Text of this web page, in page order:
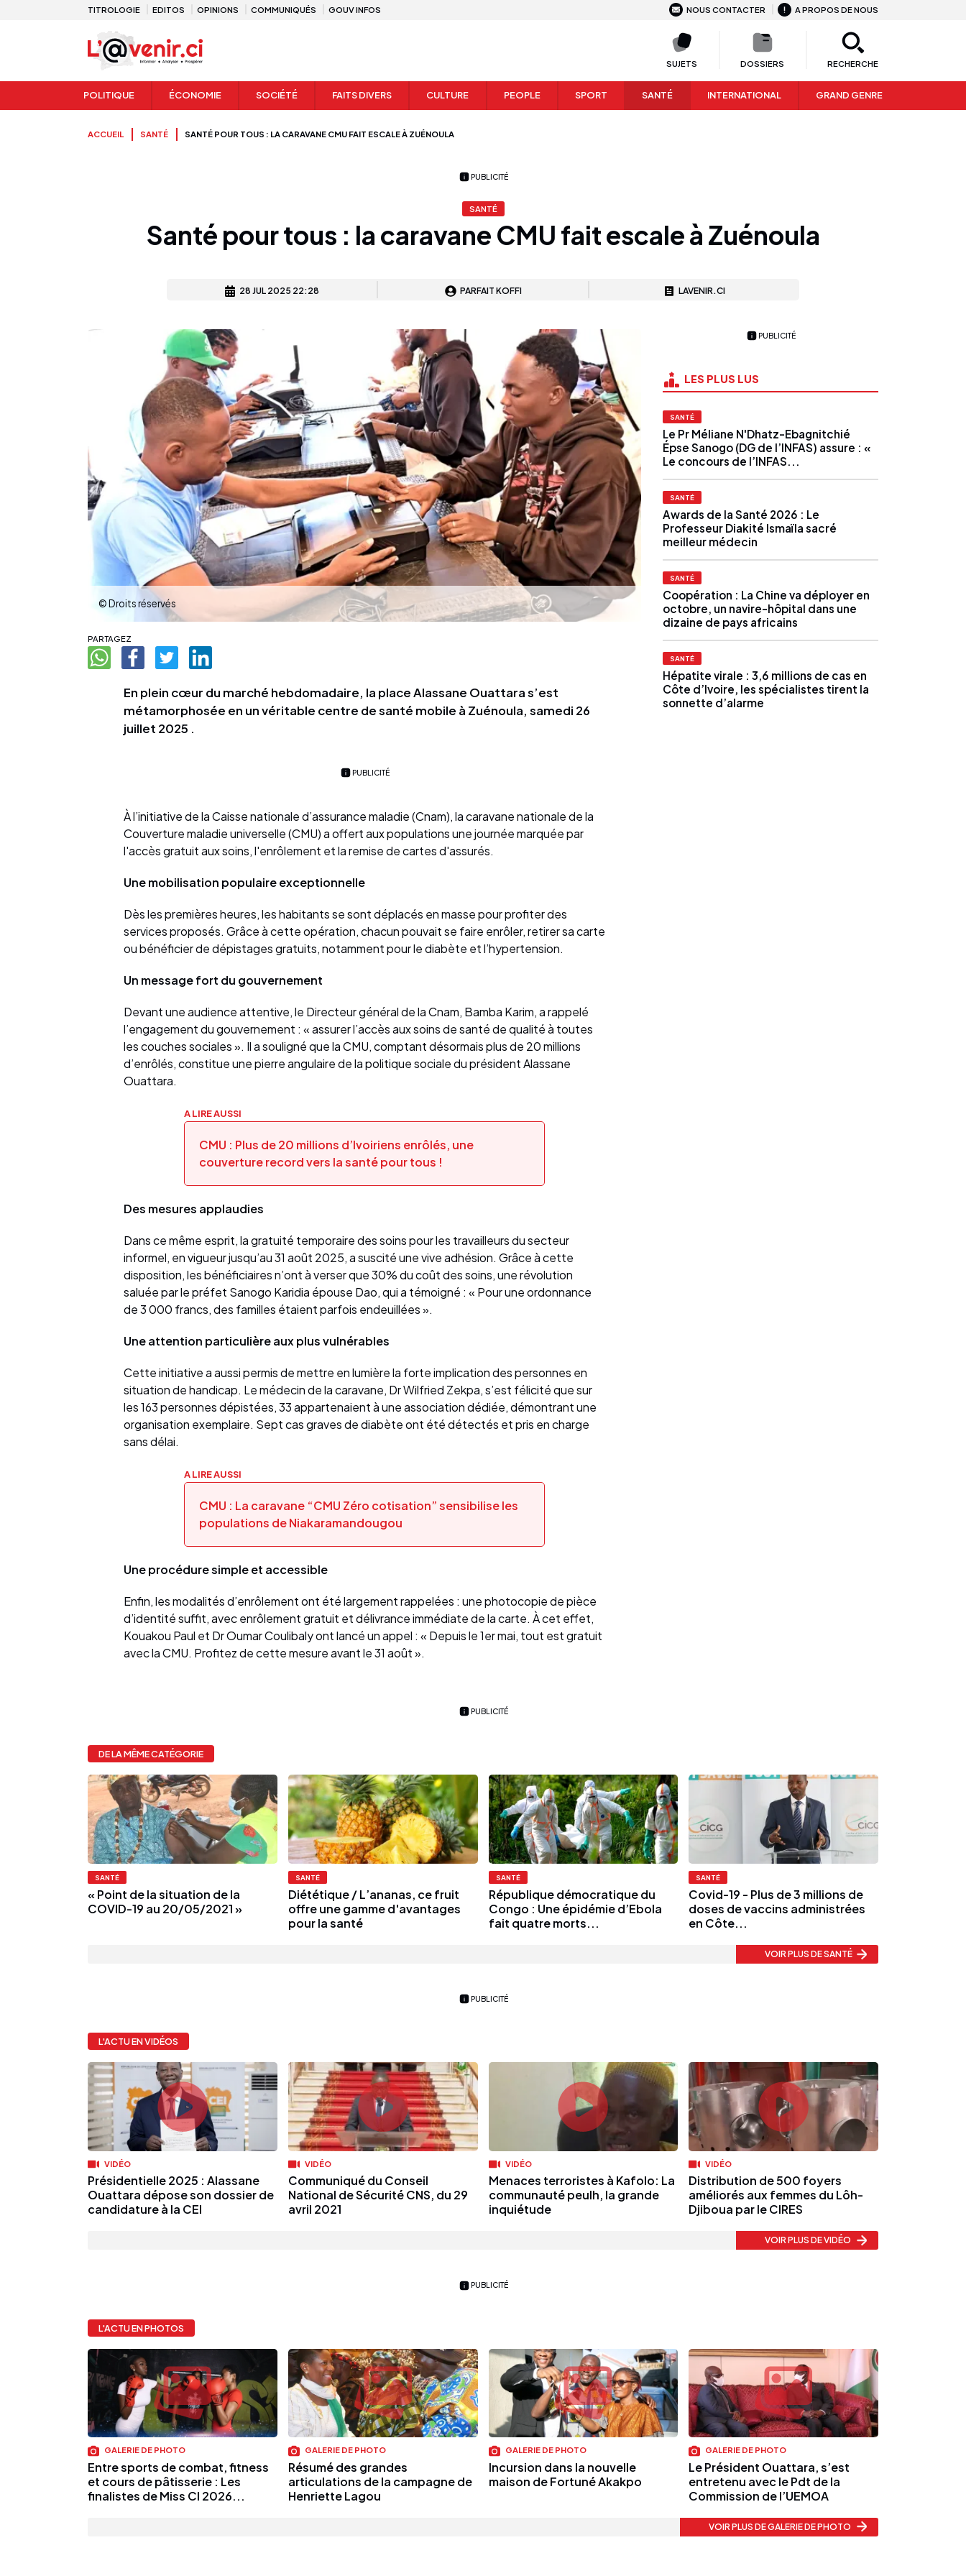
TITROLOGIE EDITOS OPINIONS COMMUNIQUÉS GOUV INFOS NOUS CONTACTER A PROPOS DE NOUS
SUJETS DOSSIERS RECHERCHE
POLITIQUE ÉCONOMIE SOCIÉTÉ FAITS DIVERS CULTURE PEOPLE SPORT SANTÉ INTERNATIONAL GRAND GENRE
ACCUEIL SANTÉ SANTÉ POUR TOUS : LA CARAVANE CMU FAIT ESCALE À ZUÉNOULA
PUBLICITÉ
SANTÉ
Santé pour tous : la caravane CMU fait escale à Zuénoula
28 JUL 2025 22:28 PARFAIT KOFFI LAVENIR.CI
© Droits réservés
PARTAGEZ
En plein cœur du marché hebdomadaire, la place Alassane Ouattara s’est
métamorphosée en un véritable centre de santé mobile à Zuénoula, samedi 26
juillet 2025 .
PUBLICITÉ
À l’initiative de la Caisse nationale d’assurance maladie (Cnam), la caravane nationale de la
Couverture maladie universelle (CMU) a offert aux populations une journée marquée par
l'accès gratuit aux soins, l'enrôlement et la remise de cartes d'assurés.
Une mobilisation populaire exceptionnelle
Dès les premières heures, les habitants se sont déplacés en masse pour profiter des
services proposés. Grâce à cette opération, chacun pouvait se faire enrôler, retirer sa carte
ou bénéficier de dépistages gratuits, notamment pour le diabète et l’hypertension.
Un message fort du gouvernement
Devant une audience attentive, le Directeur général de la Cnam, Bamba Karim, a rappelé
l’engagement du gouvernement : « assurer l’accès aux soins de santé de qualité à toutes
les couches sociales ». Il a souligné que la CMU, comptant désormais plus de 20 millions
d’enrôlés, constitue une pierre angulaire de la politique sociale du président Alassane
Ouattara.
A LIRE AUSSI
CMU : Plus de 20 millions d’Ivoiriens enrôlés, une
couverture record vers la santé pour tous !
Des mesures applaudies
Dans ce même esprit, la gratuité temporaire des soins pour les travailleurs du secteur
informel, en vigueur jusqu’au 31 août 2025, a suscité une vive adhésion. Grâce à cette
disposition, les bénéficiaires n’ont à verser que 30% du coût des soins, une révolution
saluée par le préfet Sanogo Karidia épouse Dao, qui a témoigné : « Pour une ordonnance
de 3 000 francs, des familles étaient parfois endeuillées ».
Une attention particulière aux plus vulnérables
Cette initiative a aussi permis de mettre en lumière la forte implication des personnes en
situation de handicap. Le médecin de la caravane, Dr Wilfried Zekpa, s’est félicité que sur
les 163 personnes dépistées, 33 appartenaient à une association dédiée, démontrant une
organisation exemplaire. Sept cas graves de diabète ont été détectés et pris en charge
sans délai.
A LIRE AUSSI
CMU : La caravane “CMU Zéro cotisation” sensibilise les
populations de Niakaramandougou
Une procédure simple et accessible
Enfin, les modalités d’enrôlement ont été largement rappelées : une photocopie de pièce
d’identité suffit, avec enrôlement gratuit et délivrance immédiate de la carte. À cet effet,
Kouakou Paul et Dr Oumar Coulibaly ont lancé un appel : « Depuis le 1er mai, tout est gratuit
avec la CMU. Profitez de cette mesure avant le 31 août ».
PUBLICITÉ
LES PLUS LUS
SANTÉ
Le Pr Méliane N'Dhatz-Ebagnitchié
Épse Sanogo (DG de l’INFAS) assure : «
Le concours de l’INFAS...
SANTÉ
Awards de la Santé 2026 : Le
Professeur Diakité Ismaïla sacré
meilleur médecin
SANTÉ
Coopération : La Chine va déployer en
octobre, un navire-hôpital dans une
dizaine de pays africains
SANTÉ
Hépatite virale : 3,6 millions de cas en
Côte d’Ivoire, les spécialistes tirent la
sonnette d’alarme
PUBLICITÉ
DE LA MÊME CATÉGORIE
SANTÉ
« Point de la situation de la
COVID-19 au 20/05/2021 »
SANTÉ
Diététique / L’ananas, ce fruit
offre une gamme d'avantages
pour la santé
SANTÉ
République démocratique du
Congo : Une épidémie d’Ebola
fait quatre morts...
SANTÉ
Covid-19 - Plus de 3 millions de
doses de vaccins administrées
en Côte...
VOIR PLUS DE SANTÉ
PUBLICITÉ
L'ACTU EN VIDÉOS
VIDÉO
Présidentielle 2025 : Alassane
Ouattara dépose son dossier de
candidature à la CEI
VIDÉO
Communiqué du Conseil
National de Sécurité CNS, du 29
avril 2021
VIDÉO
Menaces terroristes à Kafolo: La
communauté peulh, la grande
inquiétude
VIDÉO
Distribution de 500 foyers
améliorés aux femmes du Lôh-
Djiboua par le CIRES
VOIR PLUS DE VIDÉO
PUBLICITÉ
L'ACTU EN PHOTOS
GALERIE DE PHOTO
Entre sports de combat, fitness
et cours de pâtisserie : Les
finalistes de Miss CI 2026...
GALERIE DE PHOTO
Résumé des grandes
articulations de la campagne de
Henriette Lagou
GALERIE DE PHOTO
Incursion dans la nouvelle
maison de Fortuné Akakpo
GALERIE DE PHOTO
Le Président Ouattara, s’est
entretenu avec le Pdt de la
Commission de l’UEMOA
VOIR PLUS DE GALERIE DE PHOTO